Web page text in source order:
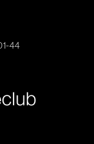
44